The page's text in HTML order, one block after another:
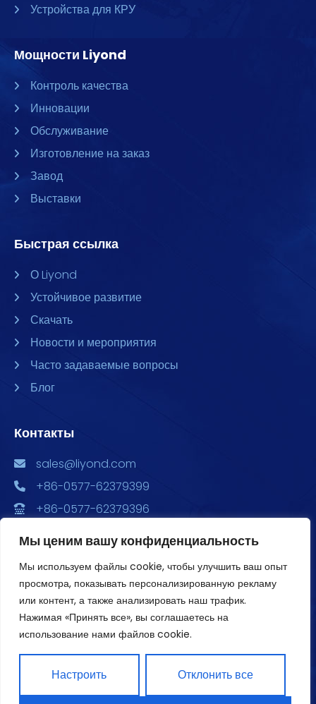
Мы ценим вашу конфиденциальность
Мы используем файлы cookie, чтобы улучшить ваш опыт
просмотра, показывать персонализированную рекламу
или контент, а также анализировать наш трафик.
Нажимая «Принять все», вы соглашаетесь на
использование нами файлов cookie.
Настроить Отклонить все
Устройства для КРУ
Мощности Liyond
Контроль качества
Инновации
Обслуживание
Изготовление на заказ
Завод
Выставки
Быстрая ссылка
О Liyond
Устойчивое развитие
Скачать
Новости и мероприятия
Часто задаваемые вопросы
Блог
Контакты
sales@liyond.com
+86-0577-62379399
+86-0577-62379396
ул. Сюян, 6688, Главный парк экономического
развития, здания 2, 3, и 4, офис 1801
Авторское право ©2020 Liyond. Все права защищены.
Политика конфиденциальности